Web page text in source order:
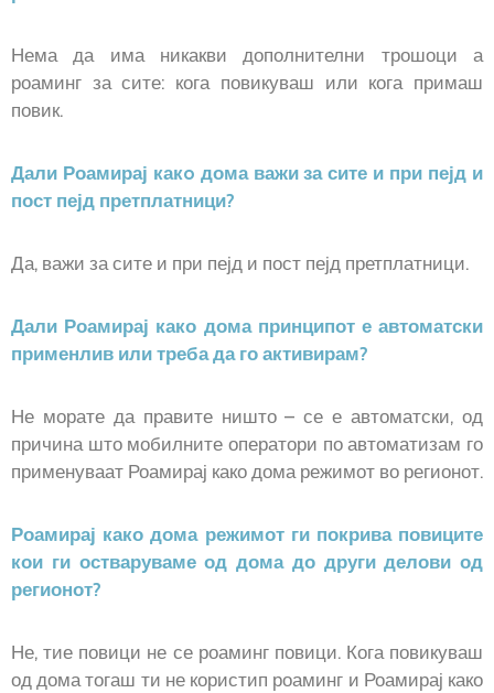
Нема да има никакви дополнителни трошоци а
роаминг за сите: кога повикуваш или кога примаш
повик.
Дали Роамирај какo дома важи за сите и при пејд и
пост пејд претплатници?
Да, важи за сите и при пејд и пост пејд претплатници.
Дали Роамирај како дома принципот е автоматски
применлив или треба да го активирам?
Не морате да правите ништо – се е автоматски, од
причина што мобилните оператори по автоматизам го
применуваат Роамирај како дома режимот во регионот.
Роамирај како дома режимот ги покрива повиците
кои ги остваруваме од дома до други делови од
регионот?
Не, тие повици не се роаминг повици. Кога повикуваш
од дома тогаш ти не користип роаминг и Роамирај како